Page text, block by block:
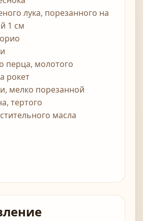
лука, порезанного на
1 см
перца, молотого
рокет
мелко порезанной
тертого
масла